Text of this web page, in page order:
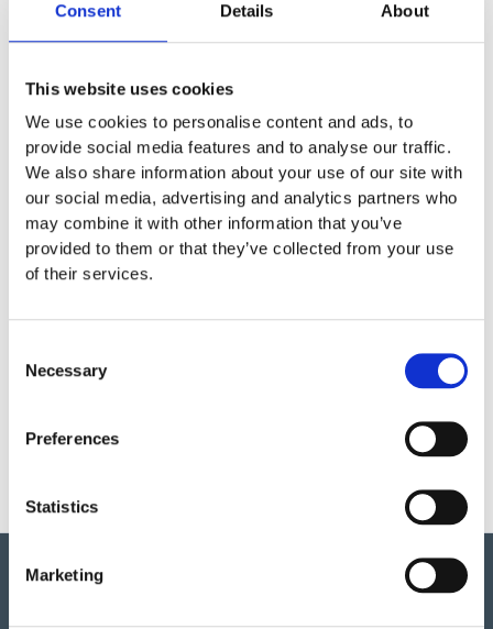
Consent Details About
This website uses cookies
We use cookies to personalise content and ads, to
provide social media features and to analyse our traffic.
We also share information about your use of our site with
our social media, advertising and analytics partners who
may combine it with other information that you’ve
provided to them or that they’ve collected from your use
of their services.
Selection
Necessary
Preferences
Statistics
Marketing
Fundament
Skötsel
Garantivillkor
Produktens utseende kan avvika mot de bilder som visas
Mer information om produkten, klicka här
DWG, produktblad, teknisk information, bilder etc.